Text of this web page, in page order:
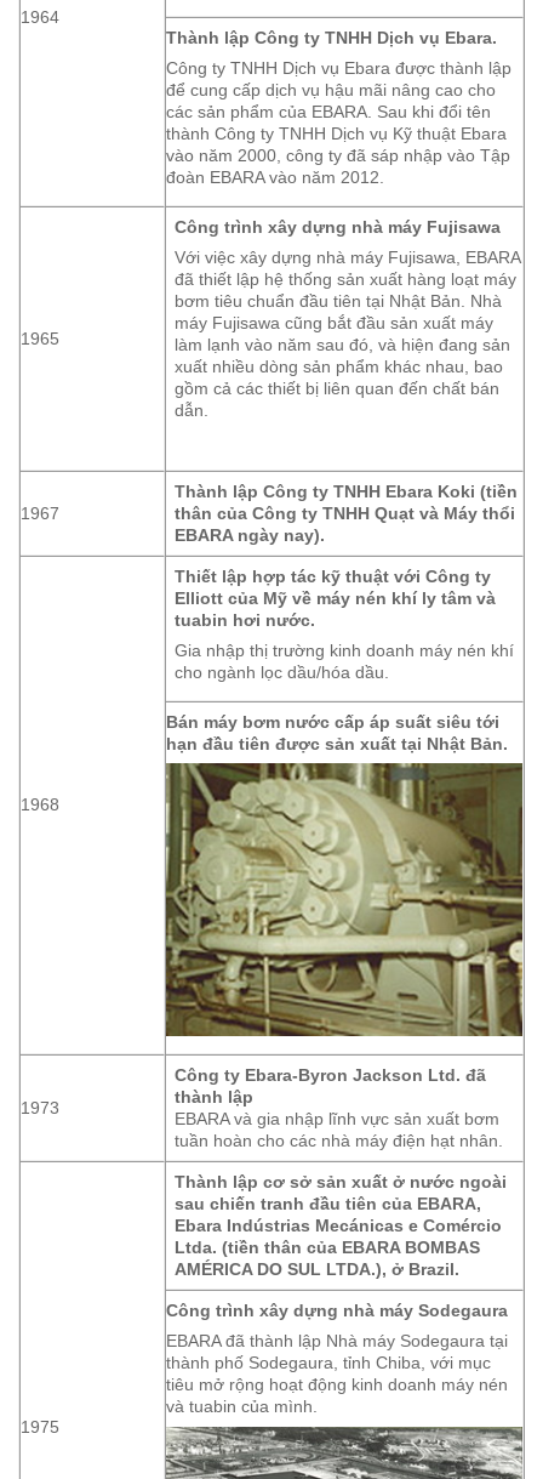
1964
Thành lập Công ty TNHH Dịch vụ Ebara.
Công ty TNHH Dịch vụ Ebara được thành lập
để cung cấp dịch vụ hậu mãi nâng cao cho
các sản phẩm của EBARA. Sau khi đổi tên
thành Công ty TNHH Dịch vụ Kỹ thuật Ebara
vào năm 2000, công ty đã sáp nhập vào Tập
đoàn EBARA vào năm 2012.
1965
Công trình xây dựng nhà máy Fujisawa
Với việc xây dựng nhà máy Fujisawa, EBARA
đã thiết lập hệ thống sản xuất hàng loạt máy
bơm tiêu chuẩn đầu tiên tại Nhật Bản. Nhà
máy Fujisawa cũng bắt đầu sản xuất máy
làm lạnh vào năm sau đó, và hiện đang sản
xuất nhiều dòng sản phẩm khác nhau, bao
gồm cả các thiết bị liên quan đến chất bán
dẫn.
1967
Thành lập Công ty TNHH Ebara Koki (tiền
thân của Công ty TNHH Quạt và Máy thổi
EBARA ngày nay).
1968
Thiết lập hợp tác kỹ thuật với Công ty
Elliott của Mỹ về máy nén khí ly tâm và
tuabin hơi nước.
Gia nhập thị trường kinh doanh máy nén khí
cho ngành lọc dầu/hóa dầu.
Bán máy bơm nước cấp áp suất siêu tới
hạn đầu tiên được sản xuất tại Nhật Bản.
1973
Công ty Ebara-Byron Jackson Ltd. đã
thành lập
EBARA và gia nhập lĩnh vực sản xuất bơm
tuần hoàn cho các nhà máy điện hạt nhân.
1975
Thành lập cơ sở sản xuất ở nước ngoài
sau chiến tranh đầu tiên của EBARA,
Ebara Indústrias Mecánicas e Comércio
Ltda. (tiền thân của EBARA BOMBAS
AMÉRICA DO SUL LTDA.), ở Brazil.
Công trình xây dựng nhà máy Sodegaura
EBARA đã thành lập Nhà máy Sodegaura tại
thành phố Sodegaura, tỉnh Chiba, với mục
tiêu mở rộng hoạt động kinh doanh máy nén
và tuabin của mình.